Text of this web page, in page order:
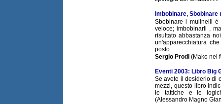
Imbobinare, Sbobinare
Sbobinare i mulinelli è
veloce; imbobinarli ,
risultato abbastanza
un'apparecchiatura
posto..........
Sergio Prodi (Mako nel
Eventi 2003: Libro Big
Se avete il desiderio di
mezzi, questo libro
le tattiche e le
(Alessandro Magno